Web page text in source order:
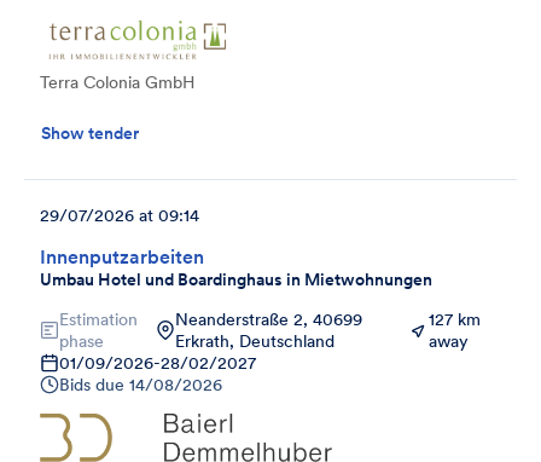
Terra Colonia GmbH
Show tender
Innenputzarbeiten
Umbau Hotel und Boardinghaus in Mietwohnungen
29/07/2026 at 09:14
Estimation
phase
Neanderstraße 2, 40699
Erkrath, Deutschland
127 km
away
01/09/2026-28/02/2027
Bids due 14/08/2026